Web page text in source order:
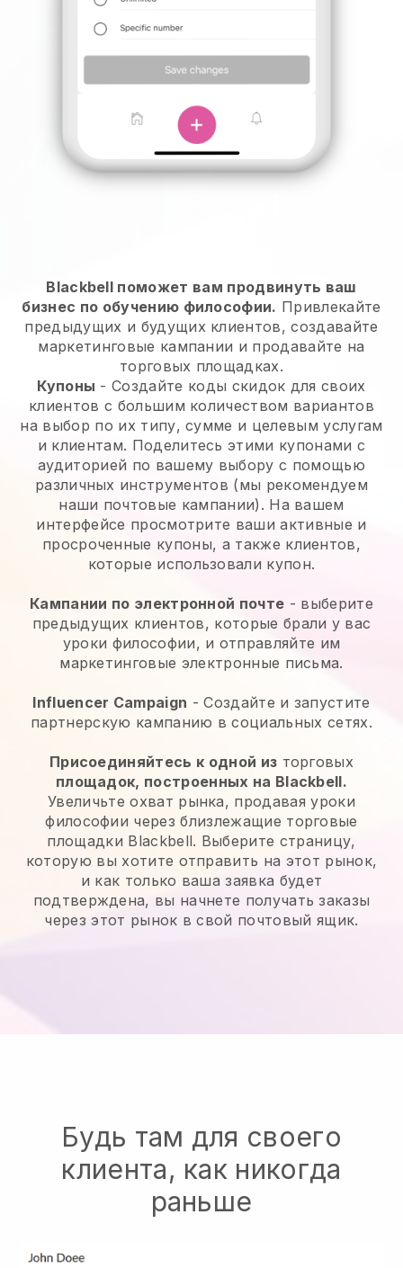
Blackbell поможет вам продвинуть ваш
бизнес по обучению философии. Привлекайте
предыдущих и будущих клиентов, создавайте
маркетинговые кампании и продавайте на
торговых площадках.
Купоны - Создайте коды скидок для своих
клиентов с большим количеством вариантов
на выбор по их типу, сумме и целевым услугам
и клиентам. Поделитесь этими купонами с
аудиторией по вашему выбору с помощью
различных инструментов (мы рекомендуем
наши почтовые кампании). На вашем
интерфейсе просмотрите ваши активные и
просроченные купоны, а также клиентов,
которые использовали купон.
Кампании по электронной почте - выберите
предыдущих клиентов, которые брали у вас
уроки философии, и отправляйте им
маркетинговые электронные письма.
Influencer Campaign - Создайте и запустите
партнерскую кампанию в социальных сетях.
Присоединяйтесь к одной из торговых
площадок, построенных на Blackbell.
Увеличьте охват рынка, продавая уроки
философии через близлежащие торговые
площадки Blackbell. Выберите страницу,
которую вы хотите отправить на этот рынок,
и как только ваша заявка будет
подтверждена, вы начнете получать заказы
через этот рынок в свой почтовый ящик.
Будь там для своего
клиента, как никогда
раньше